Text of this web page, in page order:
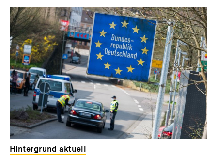
Inhaltskarousell
für
weitere
Inhalte
Inhaltskarussell
überspringen
Hintergrund aktuell